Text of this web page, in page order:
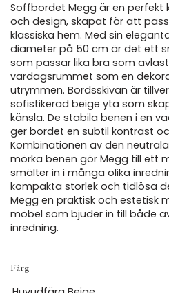
Soffbordet Megg är en perfekt
och design, skapat för att
klassiska hem. Med sin
diameter på 50 cm är det ett
som passar lika bra som
vardagsrummet som en
utrymmen. Bordsskivan är
sofistikerad beige yta som
känsla. De stabila benen i en
ger bordet en subtil kontrast
Kombinationen av den
mörka benen gör Megg till ett
smälter in i många olika
kompakta storlek och tidlösa
Megg en praktisk och estetisk
möbel som bjuder in till både
inredning.
Färg